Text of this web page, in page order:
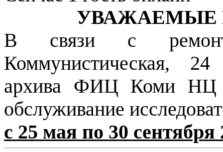
УВАЖАЕМЫЕ
В связи с
Коммунистическая,
архива ФИЦ Коми НЦ
обслуживание
с 25 мая по 30 сентября